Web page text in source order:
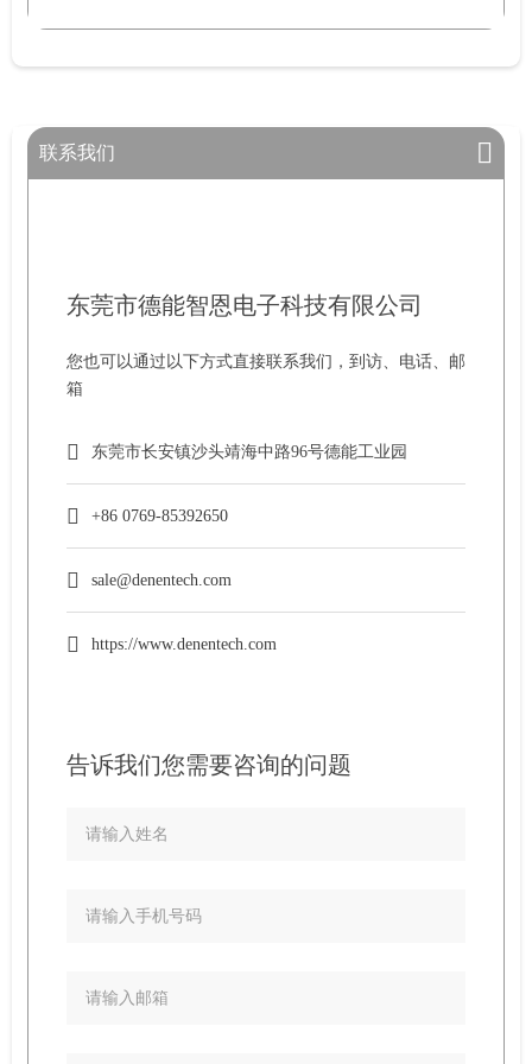
联系我们
告诉我们您需要咨询的问题
东莞市德能智恩电子科技有限公司
您也可以通过以下方式直接联系我们，到访、电话、邮
箱
东莞市长安镇沙头靖海中路96号德能工业园
+86 0769-85392650
sale@denentech.com
https://www.denentech.com